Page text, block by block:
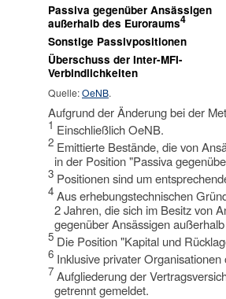
Passiva gegenüber Ansässigen
außerhalb des Euroraums4
Sonstige Passivpositionen
Überschuss der Inter-MFI-
Verbindlichkeiten
Quelle:OeNB.
Aufgrund der Änderung bei der
1 Einschließlich OeNB.
2 Emittierte Bestände, die von
in der Position "Passiva
3 Positionen sind um
4 Aus erhebungstechnischen
2 Jahren, die sich im Besitz von
gegenüber Ansässigen
5 Die Position "Kapital und
6 Inklusive privater
7 Aufgliederung der
getrennt gemeldet.